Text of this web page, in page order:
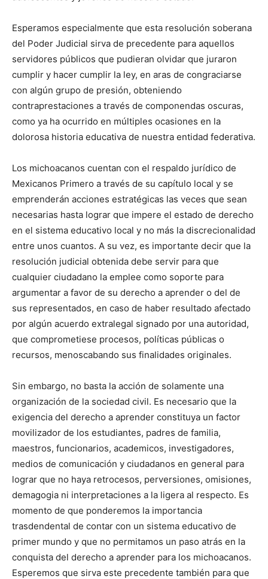
Esperamos especialmente que esta resolución soberana
del Poder Judicial sirva de precedente para aquellos
servidores públicos que pudieran olvidar que juraron
cumplir y hacer cumplir la ley, en aras de congraciarse
con algún grupo de presión, obteniendo
contraprestaciones a través de componendas oscuras,
como ya ha ocurrido en múltiples ocasiones en la
dolorosa historia educativa de nuestra entidad federativa.
Los michoacanos cuentan con el respaldo jurídico de
Mexicanos Primero a través de su capítulo local y se
emprenderán acciones estratégicas las veces que sean
necesarias hasta lograr que impere el estado de derecho
en el sistema educativo local y no más la discrecionalidad
entre unos cuantos. A su vez, es importante decir que la
resolución judicial obtenida debe servir para que
cualquier ciudadano la emplee como soporte para
argumentar a favor de su derecho a aprender o del de
sus representados, en caso de haber resultado afectado
por algún acuerdo extralegal signado por una autoridad,
que comprometiese procesos, políticas públicas o
recursos, menoscabando sus finalidades originales.
Sin embargo, no basta la acción de solamente una
organización de la sociedad civil. Es necesario que la
exigencia del derecho a aprender constituya un factor
movilizador de los estudiantes, padres de familia,
maestros, funcionarios, academicos, investigadores,
medios de comunicación y ciudadanos en general para
lograr que no haya retrocesos, perversiones, omisiones,
demagogia ni interpretaciones a la ligera al respecto. Es
momento de que ponderemos la importancia
trasdendental de contar con un sistema educativo de
primer mundo y que no permitamos un paso atrás en la
conquista del derecho a aprender para los michoacanos.
Esperemos que sirva este precedente también para que